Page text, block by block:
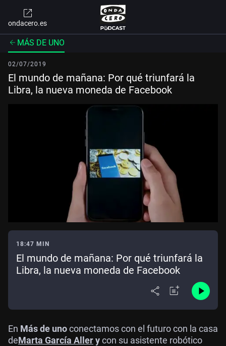
ondacero.es
MÁS DE UNO
02/07/2019
El mundo de mañana: Por qué triunfará la
Libra, la nueva moneda de Facebook
18:47 MIN
El mundo de mañana: Por qué triunfará la
Libra, la nueva moneda de Facebook
En Más de unoconectamos con el futuro con la casa
deMarta García Allerycon su asistente robótico